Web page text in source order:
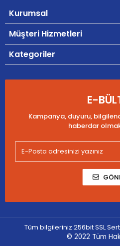
Kurumsal
Müşteri Hizmetleri
Kategoriler
E-
Kampanya, duyuru,
haberdar
Tüm bilgileriniz 256bit SSL
© 2022 Tüm